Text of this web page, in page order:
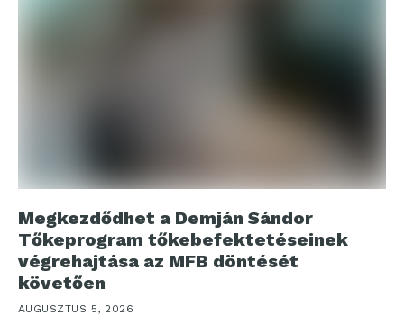
Megkezdődhet a Demján Sándor
Tőkeprogram tőkebefektetéseinek
végrehajtása az MFB döntését
követően
AUGUSZTUS 5, 2026